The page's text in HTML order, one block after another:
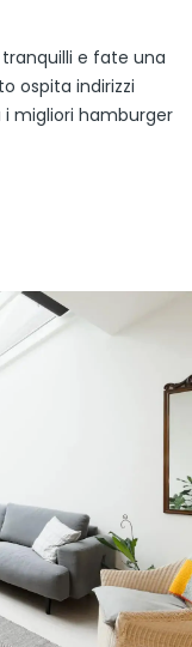
e fate una
ospita indirizzi
i migliori hamburger